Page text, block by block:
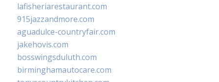
lafisheriarestaurant.com
915jazzandmore.com
aguadulce-countryfair.com
jakehovis.com
bosswingsduluth.com
birminghamautocare.com